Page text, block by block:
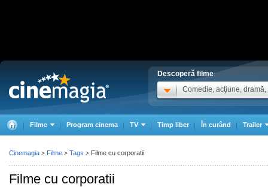
Descoperă filme
Comedie, acţiune, dramă,
Filme Program cinema TV Timp liber În curând Trailer
Filme cu corporatii
Cinemagia > Filme > Tags > Filme cu corporatii